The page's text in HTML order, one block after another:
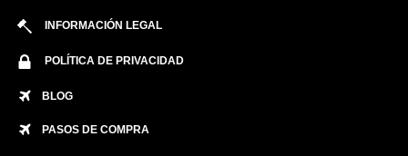
INFORMACIÓN LEGAL
POLÍTICA DE PRIVACIDAD
BLOG
PASOS DE COMPRA